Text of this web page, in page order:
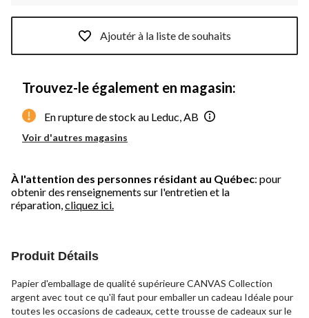
Ajoutér à la liste de souhaits
Trouvez-le également en magasin:
En rupture de stock au Leduc, AB
Voir d'autres magasins
À l'attention des personnes résidant au Québec: pour
obtenir des renseignements sur l'entretien et la
réparation,cliquez ici.
Produit Détails
Papier d'emballage de qualité supérieure CANVAS Collection
argent avec tout ce qu'il faut pour emballer un cadeau Idéale pour
toutes les occasions de cadeaux, cette trousse de cadeaux sur le